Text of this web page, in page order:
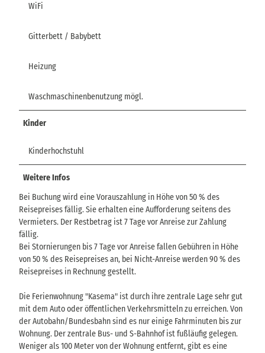
WiFi
Gitterbett / Babybett
Heizung
Waschmaschinenbenutzung mögl.
Kinder
Kinderhochstuhl
Weitere Infos
Bei Buchung wird eine Vorauszahlung in Höhe von 50 % des
Reisepreises fällig. Sie erhalten eine Aufforderung seitens des
Vermieters. Der Restbetrag ist 7 Tage vor Anreise zur Zahlung
fällig.
Bei Stornierungen bis 7 Tage vor Anreise fallen Gebühren in Höhe
von 50 % des Reisepreises an, bei Nicht-Anreise werden 90 % des
Reisepreises in Rechnung gestellt.
Die Ferienwohnung "Kasema" ist durch ihre zentrale Lage sehr gut
mit dem Auto oder öffentlichen Verkehrsmitteln zu erreichen. Von
der Autobahn/Bundesbahn sind es nur einige Fahrminuten bis zur
Wohnung. Der zentrale Bus- und S-Bahnhof ist fußläufig gelegen.
Weniger als 100 Meter von der Wohnung entfernt, gibt es eine